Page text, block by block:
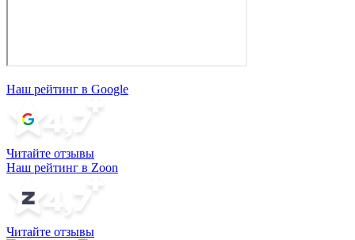
Наш рейтинг в Google
Читайте отзывы
Наш рейтинг в Zoon
Читайте отзывы